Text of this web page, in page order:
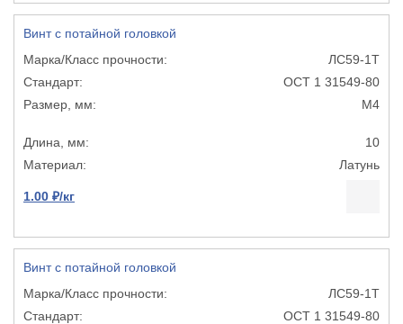
Винт с потайной головкой
ЛС59-1Т
ОСТ 1 31549-80
М4
10
Латунь
1.00 ₽/кг
Винт с потайной головкой
ЛС59-1Т
ОСТ 1 31549-80